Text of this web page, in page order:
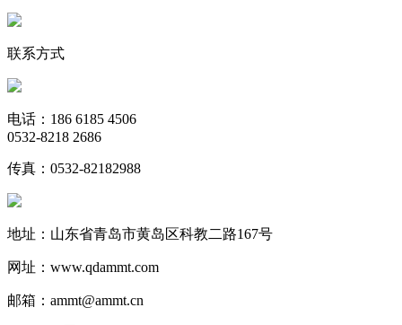
联系方式
电话：186 6185 4506
0532-8218 2686
传真：0532-82182988
地址：山东省青岛市黄岛区科教二路167号
网址：www.qdammt.com
邮箱：ammt@ammt.cn